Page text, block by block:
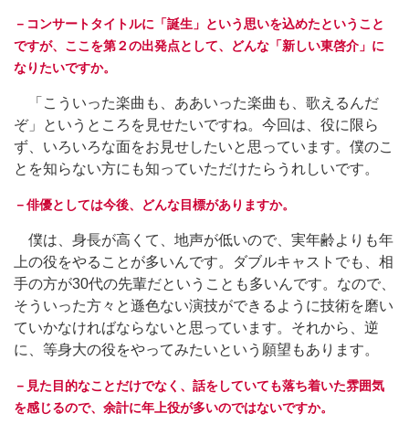
－コンサートタイトルに「誕生」という思いを込めたということ
ですが、ここを第２の出発点として、どんな「新しい東啓介」に
なりたいですか。
「こういった楽曲も、ああいった楽曲も、歌えるんだ
ぞ」というところを見せたいですね。今回は、役に限ら
ず、いろいろな面をお見せしたいと思っています。僕のこ
とを知らない方にも知っていただけたらうれしいです。
－俳優としては今後、どんな目標がありますか。
僕は、身長が高くて、地声が低いので、実年齢よりも年
上の役をやることが多いんです。ダブルキャストでも、相
手の方が30代の先輩だということも多いんです。なので、
そういった方々と遜色ない演技ができるように技術を磨い
ていかなければならないと思っています。それから、逆
に、等身大の役をやってみたいという願望もあります。
－見た目的なことだけでなく、話をしていても落ち着いた雰囲気
を感じるので、余計に年上役が多いのではないですか。